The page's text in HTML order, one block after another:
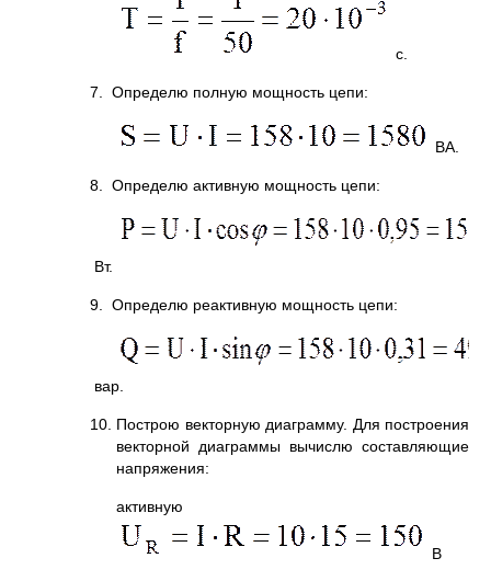
с.
7. Определю полную мощность цепи:
ВА.
8. Определю активную мощность цепи:
Вт.
9. Определю реактивную мощность цепи:
вар.
10. Построю векторную диаграмму. Для построения
векторной диаграммы вычислю составляющие
напряжения:
активную
В